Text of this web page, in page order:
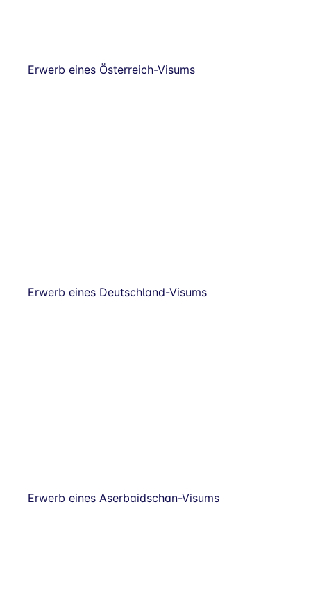
Erwerb eines Österreich-Visums
Erwerb eines Deutschland-Visums
Erwerb eines Aserbaidschan-Visums